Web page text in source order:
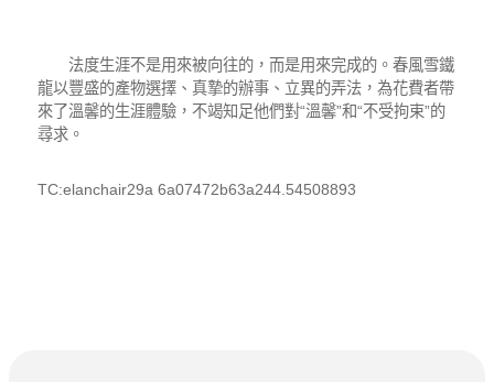
法度生涯不是用來被向往的，而是用來完成的。春風雪鐵
龍以豐盛的產物選擇、真摯的辦事、立異的弄法，為花費者帶
來了溫馨的生涯體驗，不竭知足他們對“溫馨”和“不受拘束”的
尋求。
TC:elanchair29a 6a07472b63a244.54508893